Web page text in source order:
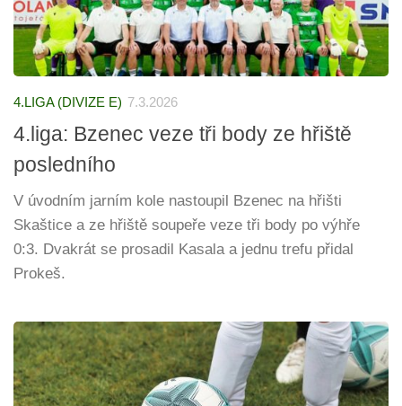
4.LIGA (DIVIZE E) 7.3.2026
4.liga: Bzenec veze tři body ze hřiště
posledního
V úvodním jarním kole nastoupil Bzenec na hřišti
Skaštice a ze hřiště soupeře veze tři body po výhře
0:3. Dvakrát se prosadil Kasala a jednu trefu přidal
Prokeš.